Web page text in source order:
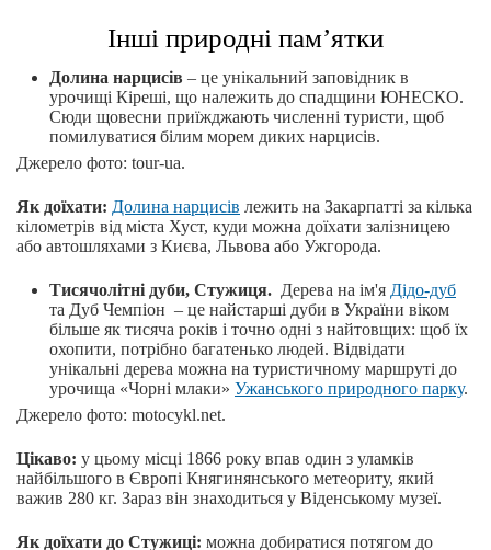
Інші природні пам’ятки
Долина нарцисів – це унікальний заповідник в
урочищі Кіреші, що належить до спадщини ЮНЕСКО.
Сюди щовесни приїжджають численні туристи, щоб
помилуватися білим морем диких нарцисів.
Джерело фото: tour-ua.
Як доїхати: Долина нарцисів лежить на Закарпатті за кілька
кілометрів від міста Хуст, куди можна доїхати залізницею
або автошляхами з Києва, Львова або Ужгорода.
Тисячолітні дуби, Стужиця. Дерева на ім'я Дідо-дуб
та Дуб Чемпіон – це найстарші дуби в України віком
більше як тисяча років і точно одні з найтовщих: щоб їх
охопити, потрібно багатенько людей. Відвідати
унікальні дерева можна на туристичному маршруті до
урочища «Чорні млаки» Ужанського природного парку.
Джерело фото: motocykl.net.
Цікаво: у цьому місці 1866 року впав один з уламків
найбільшого в Європі Княгинянського метеориту, який
важив 280 кг. Зараз він знаходиться у Віденському музеї.
Як доїхати до Стужиці: можна добиратися потягом до